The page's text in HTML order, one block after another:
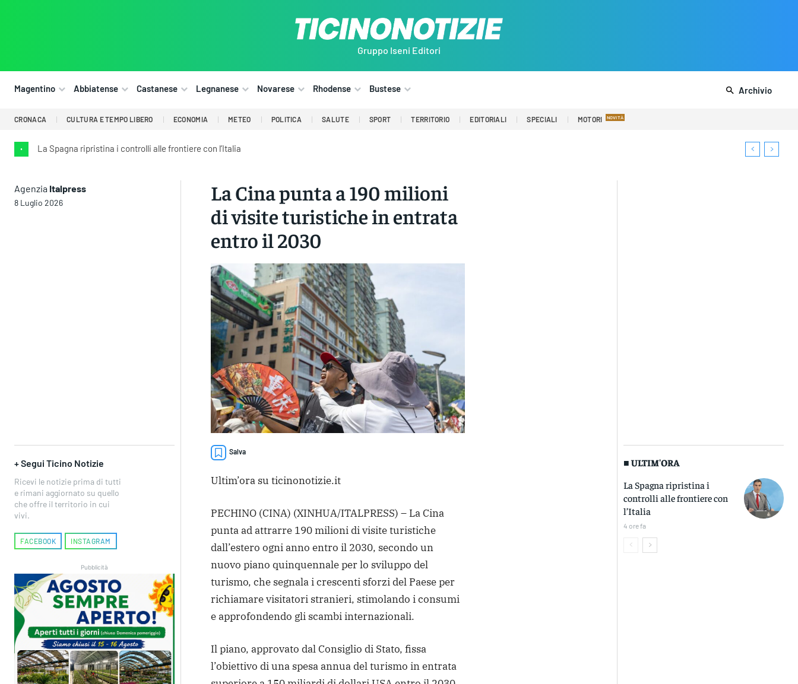
Gruppo Iseni Editori
Magentino Abbiatense Castanese Legnanese Novarese Rhodense Bustese Archivio
CRONACA CULTURA E TEMPO LIBERO ECONOMIA METEO POLITICA SALUTE SPORT TERRITORIO EDITORIALI SPECIALI MOTORI
• La Spagna ripristina i controlli alle frontiere con l’Italia
Agenzia Italpress
8 Luglio 2026
La Cina punta a 190 milioni
di visite turistiche in entrata
entro il 2030
+ Segui Ticino Notizie
Ricevi le notizie prima di tutti
e rimani aggiornato su quello
che offre il territorio in cui
vivi.
FACEBOOK INSTAGRAM
Pubblicità
Salva
Ultim’ora su ticinonotizie.it
PECHINO (CINA) (XINHUA/ITALPRESS) – La Cina
punta ad attrarre 190 milioni di visite turistiche
dall’estero ogni anno entro il 2030, secondo un
nuovo piano quinquennale per lo sviluppo del
turismo, che segnala i crescenti sforzi del Paese per
richiamare visitatori stranieri, stimolando i consumi
e approfondendo gli scambi internazionali.
Il piano, approvato dal Consiglio di Stato, fissa
l’obiettivo di una spesa annua del turismo in entrata
■ ULTIM'ORA
La Spagna ripristina i
controlli alle frontiere con
l’Italia
4 ore fa